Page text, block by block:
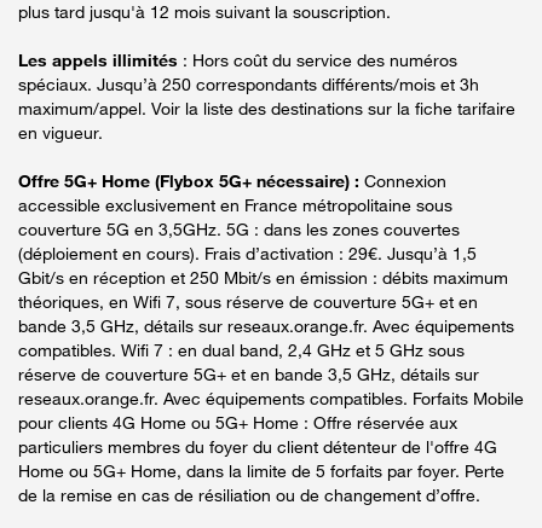
plus tard jusqu'à 12 mois suivant la souscription.
Les appels illimités : Hors coût du service des numéros
spéciaux. Jusqu’à 250 correspondants différents/mois et 3h
maximum/appel. Voir la liste des destinations sur la fiche tarifaire
en vigueur.
Offre 5G+ Home (Flybox 5G+ nécessaire) : Connexion
accessible exclusivement en France métropolitaine sous
couverture 5G en 3,5GHz. 5G : dans les zones couvertes
(déploiement en cours). Frais d’activation : 29€. Jusqu’à 1,5
Gbit/s en réception et 250 Mbit/s en émission : débits maximum
théoriques, en Wifi 7, sous réserve de couverture 5G+ et en
bande 3,5 GHz, détails sur reseaux.orange.fr. Avec équipements
compatibles. Wifi 7 : en dual band, 2,4 GHz et 5 GHz sous
réserve de couverture 5G+ et en bande 3,5 GHz, détails sur
reseaux.orange.fr. Avec équipements compatibles. Forfaits Mobile
pour clients 4G Home ou 5G+ Home : Offre réservée aux
particuliers membres du foyer du client détenteur de l'offre 4G
Home ou 5G+ Home, dans la limite de 5 forfaits par foyer. Perte
de la remise en cas de résiliation ou de changement d’offre.